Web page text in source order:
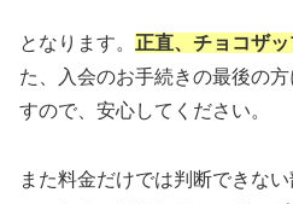
となります。 正直、チョコザッ
た、入会のお手続きの最後の
すので、安心してください。
また料金だけでは判断できな